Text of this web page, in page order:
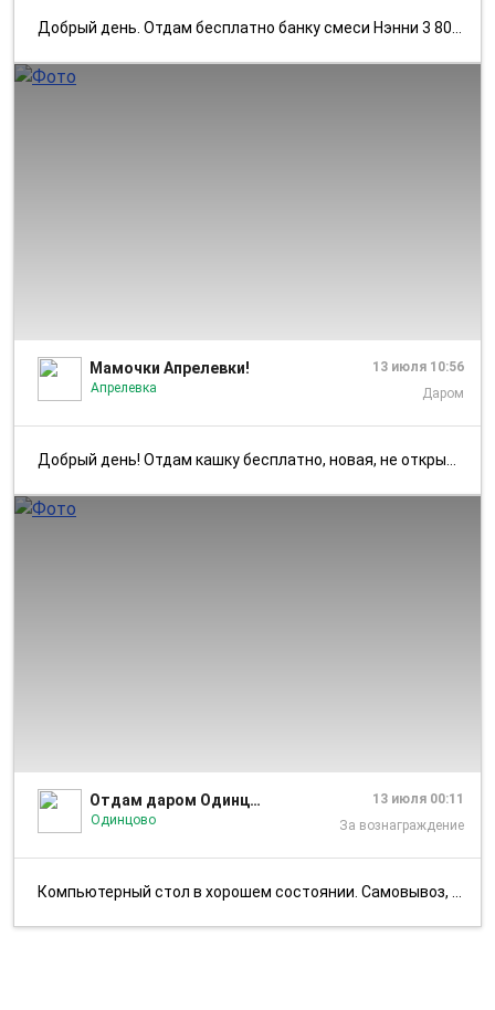
Добрый день. Отдам бесплатно банку смеси Нэнни 3 800гр, открыта 30.06...
Мамочки Апрелевки!
Апрелевка
13 июля 10:56
Даром
Добрый день! Отдам кашку бесплатно, новая, не открывалась
Отдам даром Одинцово | Звенигород
Одинцово
13 июля 00:11
За вознаграждение
Компьютерный стол в хорошем состоянии. Самовывоз, Одинцово. Ширина-90...